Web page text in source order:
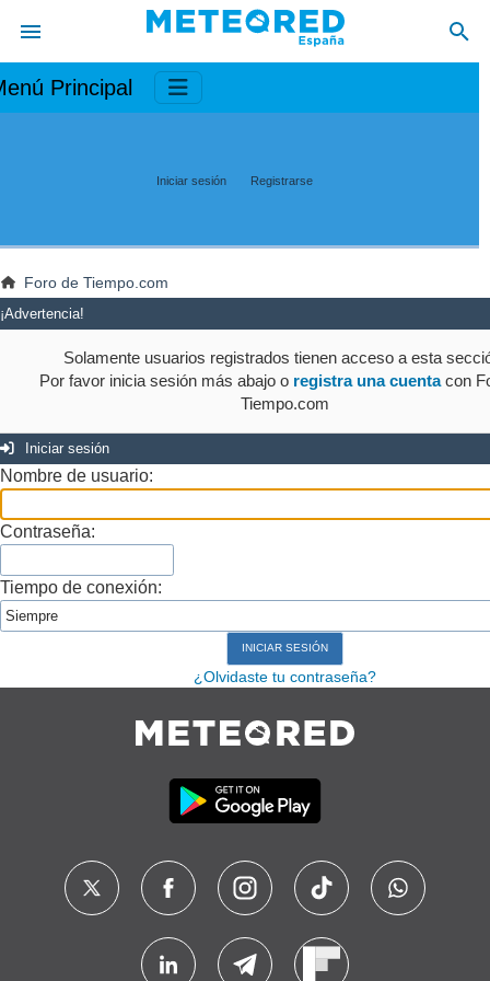
Principal
Iniciar sesión Registrarse
Foro de Tiempo.com
¡Advertencia!
Solamente usuarios registrados tienen acceso a esta
Por favor inicia sesión más abajo o registra una cuentacon
Tiempo.com
Iniciar sesión
Nombre de usuario:
Contraseña:
Tiempo de conexión:
¿Olvidaste tu contraseña?